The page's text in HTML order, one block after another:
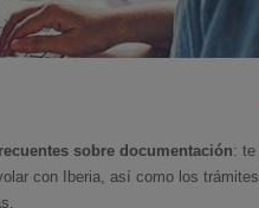
sobre documentación: te
con Iberia, así como los trámites